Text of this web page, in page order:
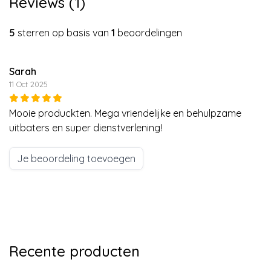
5 sterren op basis van 1 beoordelingen
Sarah
11 Oct 2025
Mooie produckten. Mega vriendelijke en behulpzame
uitbaters en super dienstverlening!
Je beoordeling toevoegen
Recente producten